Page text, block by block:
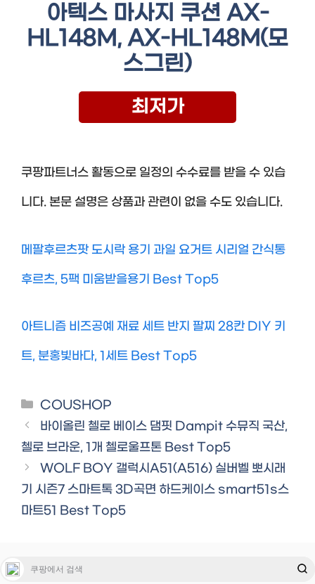
아텍스 마사지 쿠션 AX-
HL148M, AX-HL148M(모
스그린)
최저가
쿠팡파트너스 활동으로 일정의 수수료를 받을 수 있습
니다. 본문 설명은 상품과 관련이 없을 수도 있습니다.
메팔후르츠팟 도시락 용기 과일 요거트 시리얼 간식통
후르츠, 5팩 미움받을용기 Best Top5
아트니즘 비즈공예 재료 세트 반지 팔찌 28칸 DIY 키
트, 분홍빛바다, 1세트 Best Top5
Categories
COUSHOP
바이올린 첼로 베이스 댐핏 Dampit 수뮤직 국산,
첼로 브라운, 1개 첼로울프톤 Best Top5
WOLF BOY 갤럭시A51(A516) 실버벨 뽀시래
기 시즌7 스마트톡 3D곡면 하드케이스 smart51s스
마트51 Best Top5